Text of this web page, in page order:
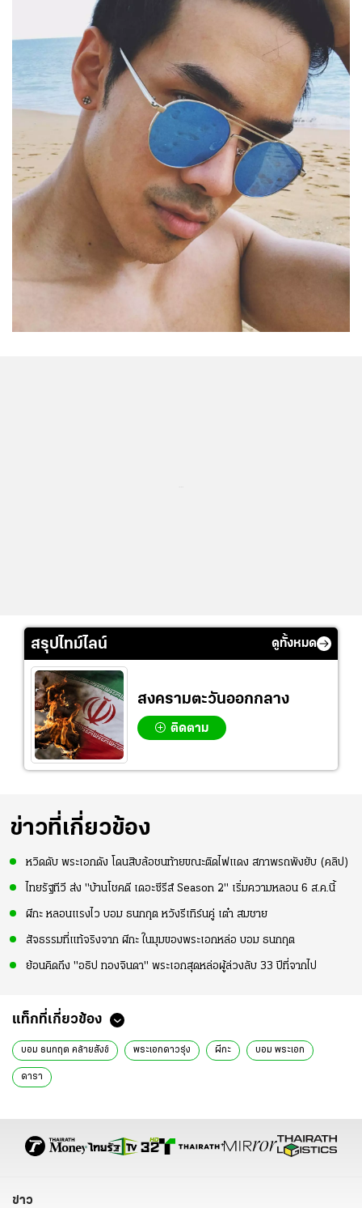
สรุปไทม์ไลน์ ดูทั้งหมด
สงครามตะวันออกกลาง
ติดตาม
ข่าวที่เกี่ยวข้อง
หวิดดับ พระเอกดัง โดนสิบล้อชนท้ายขณะติดไฟแดง สภาพรถพังยับ (คลิป)
ไทยรัฐทีวี ส่ง "บ้านโชคดี เดอะซีรีส์ Season 2" เริ่มความหลอน 6 ส.ค.นี้
ผีกะ หลอนแรงไว บอม ธนกฤต หวังรีเทิร์นคู่ เต๋า สมชาย
สัจธรรมที่แท้จริงจาก ผีกะ ในมุมของพระเอกหล่อ บอม ธนกฤต
ย้อนคิดถึง "อธิป ทองจินดา" พระเอกสุดหล่อผู้ล่วงลับ 33 ปีที่จากไป
แท็กที่เกี่ยวข้อง
บอม ธนกฤต คล้ายสังข์ พระเอกดาวรุ่ง ผีกะ บอม พระเอก
ดารา
ข่าว